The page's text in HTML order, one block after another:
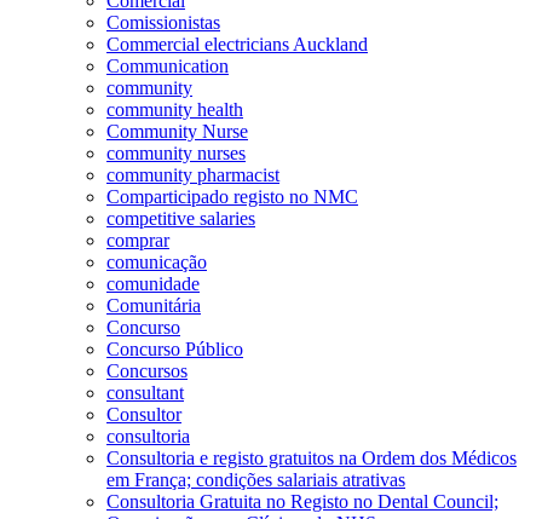
Comissionistas
Commercial electricians Auckland
Communication
community
community health
Community Nurse
community nurses
community pharmacist
Comparticipado registo no NMC
competitive salaries
comprar
comunicação
comunidade
Comunitária
Concurso
Concurso Público
Concursos
consultant
Consultor
consultoria
Consultoria e registo gratuitos na Ordem dos Médicos
em França; condições salariais atrativas
Consultoria Gratuita no Registo no Dental Council;